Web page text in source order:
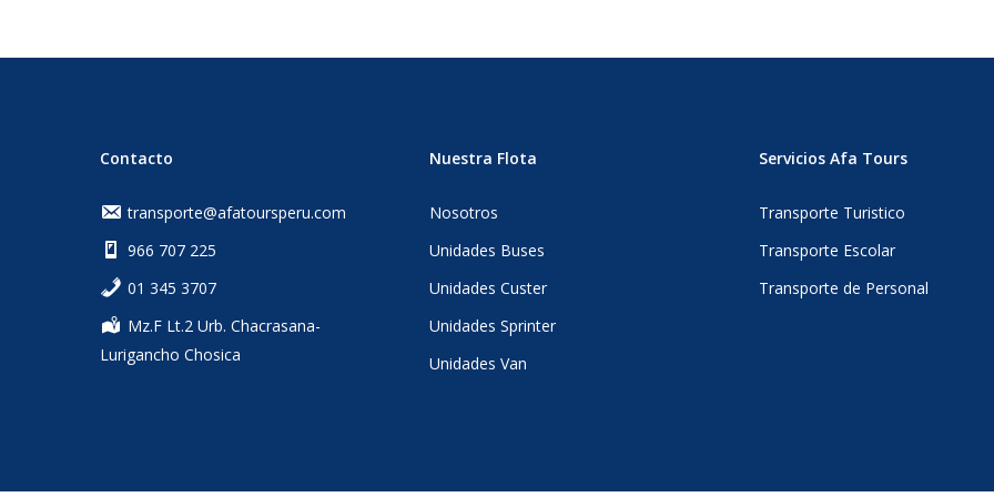
Contacto
transporte@afatoursperu.com
966 707 225
‎01 345 3707
Mz.F Lt.2 Urb. Chacrasana-
Lurigancho Chosica
Nuestra Flota
Nosotros
Unidades Buses
Unidades Custer
Unidades Sprinter
Unidades Van
Servicios Afa Tours
Transporte Turistico
Transporte Escolar
Transporte de Personal